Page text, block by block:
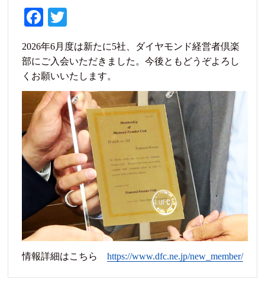
Fa
ce
bo
ok
wi
tte
r
2026年6月度は新たに5社、ダイヤモンド経営者倶楽
部にご入会いただきました。今後ともどうぞよろし
くお願いいたします。
情報詳細はこちらhttps://www.dfc.ne.jp/new_member/